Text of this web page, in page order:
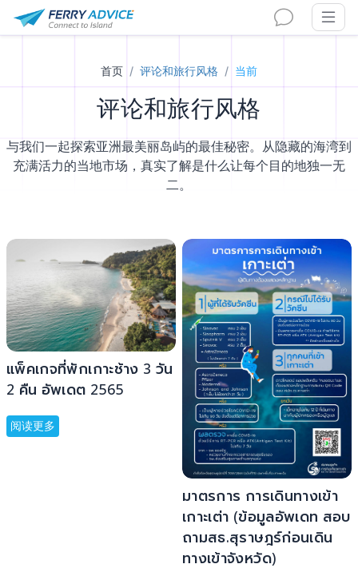
首页 评论和旅行风格 当前
评论和旅行风格
与我们一起探索亚洲最美丽岛屿的最佳秘密。从隐藏的海湾到
充满活力的当地市场，真实了解是什么让每个目的地独一无
二。
แพ็คเกจที่พักเกาะช้าง 3 วัน
2 คืน อัพเดต 2565
阅读更多
มาตรการ การเดินทางเข้า
เกาะเต่า (ข้อมูลอัพเดท สอบ
ถามสธ.สุราษฎร์ก่อนเดิน
ทางเข้าจังหวัด)